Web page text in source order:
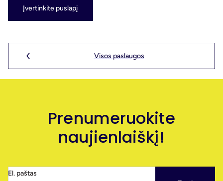
Įvertinkite puslapį
Visos paslaugos
Prenumeruokite
naujienlaiškį!
El. paštas